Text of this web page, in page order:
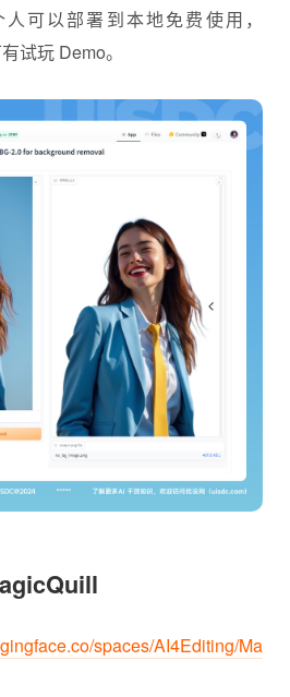
可以部署到本地免费使用，
试玩 Demo。
spaces/AI4Editing/Ma